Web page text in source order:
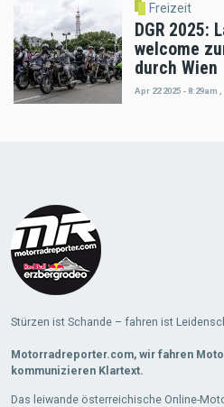
Freizeit
DGR 2025:
welcome
durch Wien
Apr 22 2025 - 8:29am
Stürzen ist Schande – fahren ist
Motorradreporter.com, wir fahren
kommunizieren Klartext.
Das leiwande österreichische Online-